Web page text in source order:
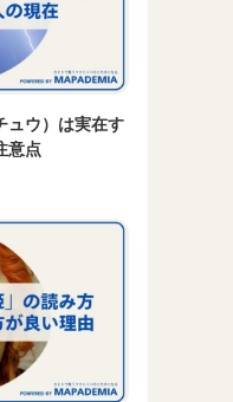
ュウ）は実在す
意点